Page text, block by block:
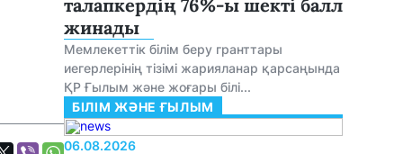
талапкердің 76%-ы шекті балл
жинады
Мемлекеттік білім беру гранттары
иегерлерінің тізімі жарияланар қарсаңында
ҚР Ғылым және жоғары білі...
БІЛІМ ЖӘНЕ ҒЫЛЫМ
06.08.2026